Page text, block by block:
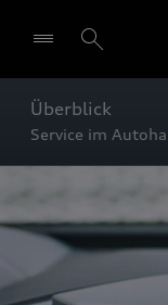
Überblick
Service im